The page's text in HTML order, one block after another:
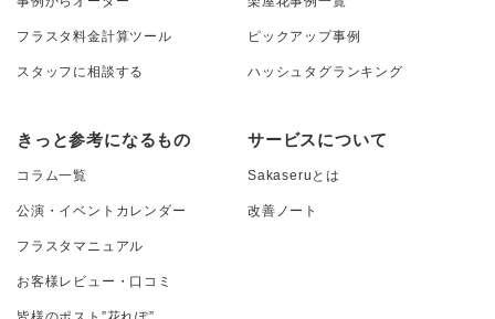
フラスタ料金計算ツール
スタッフに相談する
ピックアップ事例
ハッシュタグランキング
きっと参考になるもの
コラム一覧
公演・イベントカレンダー
フラスタマニュアル
お客様レビュー・口コミ
サービスについて
Sakaseruとは
改善ノート